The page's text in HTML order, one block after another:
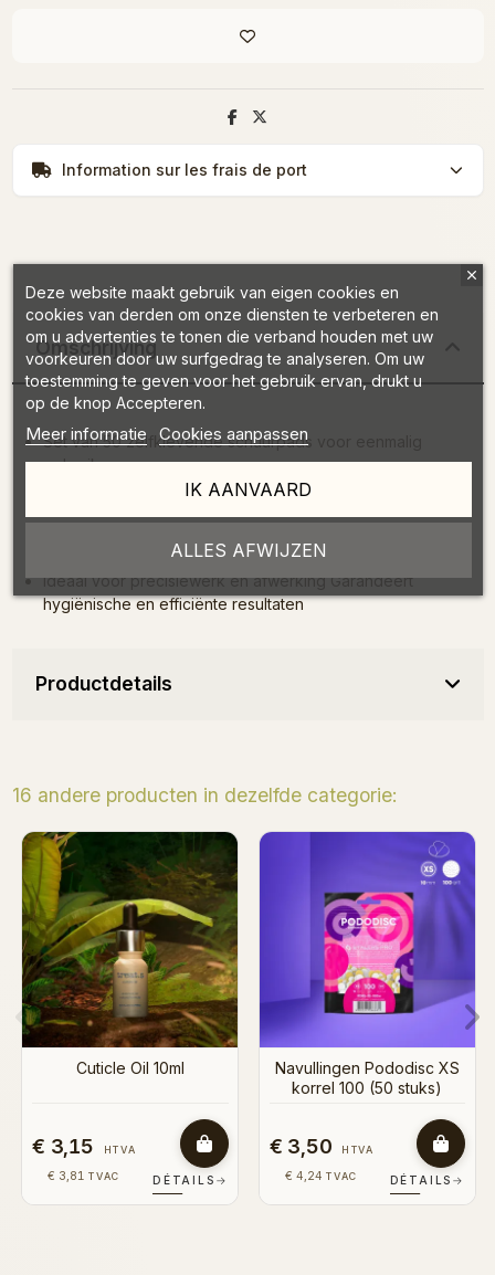
Information sur les frais de port
Omschrijving
Set van 50 zelfklevende schuurpads voor eenmalig
gebruik
Korrel 180: medium schurend, geschikt voor gevoelige
Zelfklevend, eenvoudig aan te brengen op het opzetstuk
Ideaal voor precisiewerk en afwerking Garandeert
hygiënische en efficiënte resultaten
Productdetails
16 andere producten in dezelfde categorie:
XS
DÉTAILS→
Pododisc M met 5
navullingen korrel 180 (20
mm)
€ 14,00 HTVA
€ 16,94 TVAC DÉTAILS→
Navullingen
korrel 100 (50
€ 3,50 HTVA
€ 4,24 TVAC
Deze website maakt gebruik van eigen cookies en
cookies van derden om onze diensten te verbeteren en
om u advertenties te tonen die verband houden met uw
voorkeuren door uw surfgedrag te analyseren. Om uw
toestemming te geven voor het gebruik ervan, drukt u
op de knop Accepteren.
Meer informatie Cookies aanpassen
ALLES AFWIJZEN
IK AANVAARD